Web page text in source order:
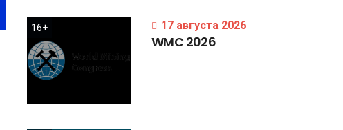
16+ 17 августа 2026
WMC 2026